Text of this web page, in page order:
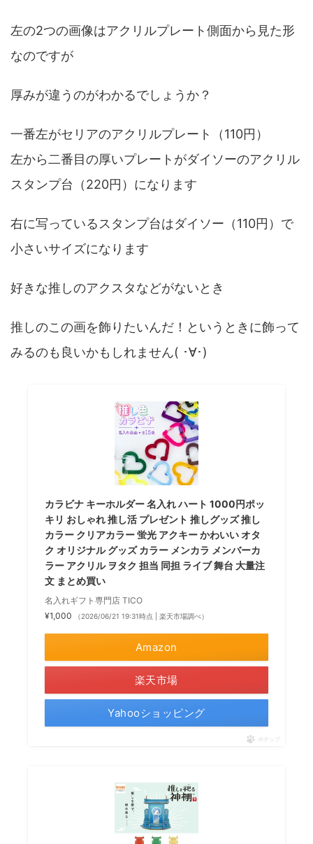
左の2つの画像はアクリルプレート側面から見た形
なのですが
厚みが違うのがわかるでしょうか？
一番左がセリアのアクリルプレート（110円）
左から二番目の厚いプレートがダイソーのアクリル
スタンプ台（220円）になります
右に写っているスタンプ台はダイソー（110円）で
小さいサイズになります
好きな推しのアクスタなどがないとき
推しのこの画を飾りたいんだ！というときに飾って
みるのも良いかもしれません( ･∀･)
カラビナ キーホルダー 名入れ ハート 1000円ポッ
キリ おしゃれ 推し活 プレゼント 推しグッズ 推し
カラー クリアカラー 蛍光 アクキー かわいい オタ
ク オリジナル グッズ カラー メンカラ メンバーカ
ラー アクリル ヲタク 担当 同担 ライブ 舞台 大量注
文 まとめ買い
名入れギフト専門店 TICO
¥1,000
（2026/06/21 19:31時点 | 楽天市場調べ）
Amazon
楽天市場
Yahooショッピング
ポチップ